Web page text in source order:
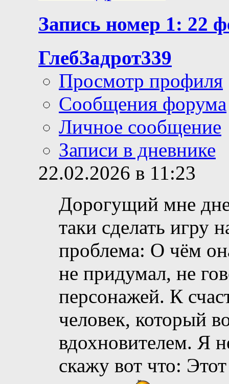
Запись номер 1: 22
ГлебЗадрот339
Просмотр профиля
Сообщения форума
Личное сообщение
Записи в дневнике
22.02.2026 в 11:23
Дорогущий мне
таки сделать игру
проблема: О чём
не придумал, не
персонажей. К
человек, который
вдохновителем. Я
скажу вот что: